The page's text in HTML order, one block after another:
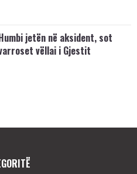
jetën në aksident, sot
vëllai i Gjestit